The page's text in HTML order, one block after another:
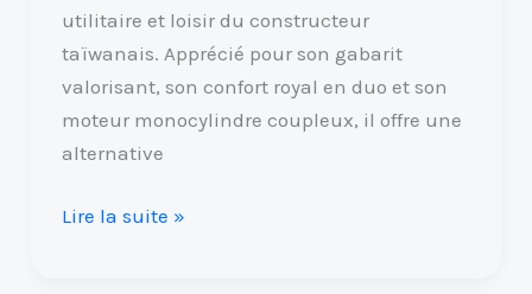
utilitaire et loisir du constructeur
taïwanais. Apprécié pour son gabarit
valorisant, son confort royal en duo et son
moteur monocylindre coupleux, il offre une
alternative
Lire la suite »